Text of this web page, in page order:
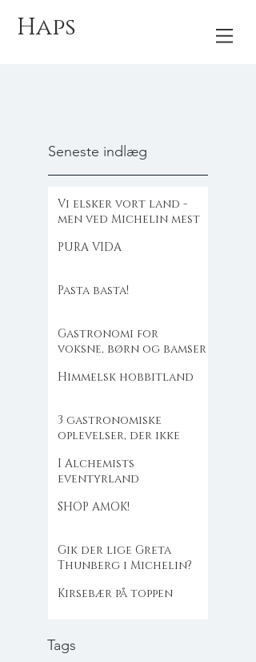
Haps
Seneste indlæg
Vi elsker vort land -
men ved Michelin mest
PURA VIDA
Pasta basta!
Gastronomi for
voksne, børn og bamser
Himmelsk hobbitland
3 gastronomiske
oplevelser, der ikke
I Alchemists
eventyrland
SHOP AMOK!
Gik der lige Greta
Thunberg i Michelin?
Kirsebær på toppen
Tags